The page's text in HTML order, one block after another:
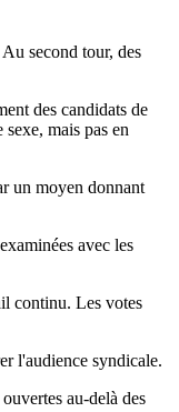
second tour, des
des candidats de
mais pas en
un moyen donnant
avec les
continu. Les votes
l'audience syndicale.
au-delà des